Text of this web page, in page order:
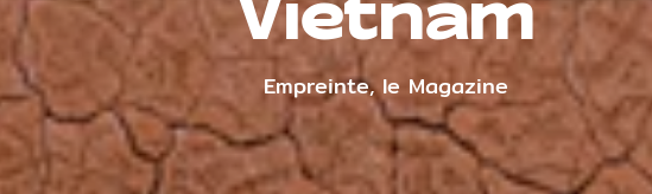
Vietnam
Empreinte, le Magazine